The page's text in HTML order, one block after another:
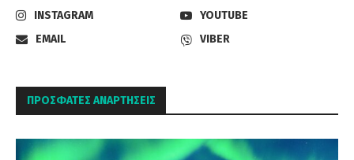
INSTAGRAM
YOUTUBE
EMAIL
VIBER
ΠΡΌΣΦΑΤΕΣ ΑΝΑΡΤΉΣΕΙΣ